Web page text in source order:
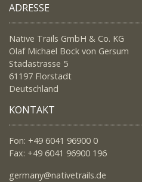
ADRESSE
Native Trails GmbH & Co. KG
Olaf Michael Bock von Gersum
Stadastrasse 5
61197 Florstadt
Deutschland
KONTAKT
Fon: +49 6041 96900 0
Fax: +49 6041 96900 196
germany@nativetrails.de